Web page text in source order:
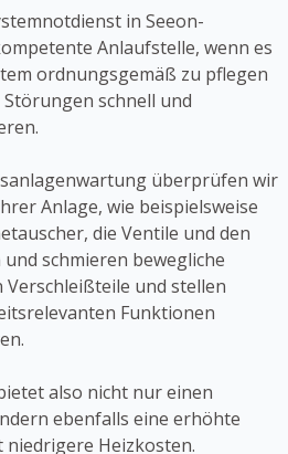
in Seeon-
Anlaufstelle, wenn es
ordnungsgemäß zu pflegen
schnell und
überprüfen wir
Anlage, wie beispielsweise
die Ventile und den
schmieren bewegliche
und stellen
Funktionen
also nicht nur einen
ebenfalls eine erhöhte
niedrigere Heizkosten.